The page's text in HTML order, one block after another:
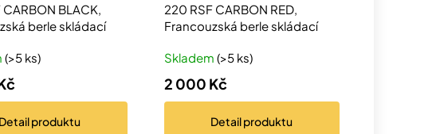
BLACK,
berle skládací
(>5 ks)
Detailproduktu
220 RSF CARBON RED,
Francouzská berle skládací
Skladem(>5 ks)
2 000 Kč
Detailproduktu